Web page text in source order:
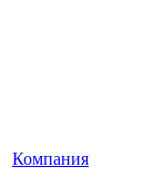
Компания